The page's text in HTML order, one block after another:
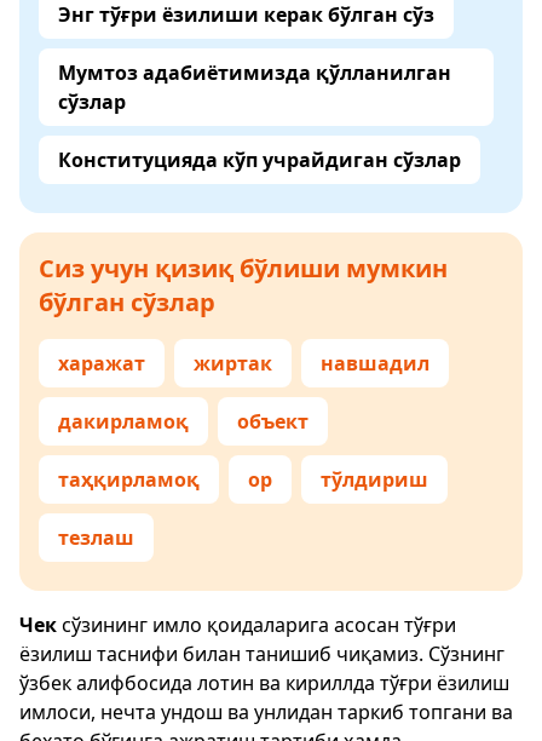
Энг тўғри ёзилиши керак бўлган сўз
Мумтоз адабиётимизда қўлланилган
сўзлар
Конституцияда кўп учрайдиган сўзлар
Сиз учун қизиқ бўлиши мумкин
бўлган сўзлар
харажат жиртак навшадил
дакирламоқ объект
таҳқирламоқ ор тўлдириш
тезлаш
Чексўзининг имло қоидаларига асосан тўғри
ёзилиш таснифи билан танишиб чиқамиз. Сўзнинг
ўзбек алифбосида лотин ва кириллда тўғри ёзилиш
имлоси, нечта ундош ва унлидан таркиб топгани ва